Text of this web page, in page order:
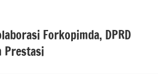
Forkopimda, DPRD
Prestasi